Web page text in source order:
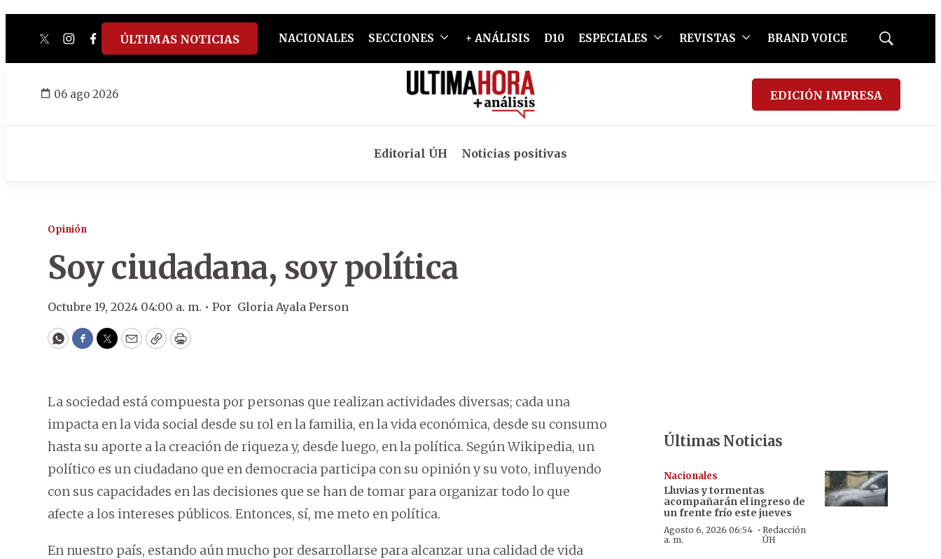
twitterinstagram
facebook
tiktokyoutube
spotify
ÚLTIMAS NOTICIAS NACIONALES SECCIONES + ANÁLISIS D10 ESPECIALES REVISTAS BRAND VOICE
Mostrar
06 ago 2026 EDICIÓN IMPRESA
Editorial ÚH Noticias positivas
Opinión
Soy ciudadana, soy política
Octubre 19, 2024 04:00 a. m. • Por Gloria Ayala Person
WhatsApp
Facebook
Twitter
EmailCopyPrint
La sociedad está compuesta por personas que realizan actividades diversas; cada una
impacta en la vida social desde su rol en la familia, en la vida económica, desde su consumo
hasta su aporte a la creación de riqueza y, desde luego, en la política. Según Wikipedia, un
político es un ciudadano que en democracia participa con su opinión y su voto, influyendo
con sus capacidades en las decisiones que se han de tomar para organizar todo lo que
afecte a los intereses públicos. Entonces, sí, me meto en política.
En nuestro país, estando aún mucho por desarrollarse para alcanzar una calidad de vida
Últimas Noticias
Nacionales
Lluvias y tormentas
acompañarán el ingreso de
un frente frío este jueves
Agosto 6, 2026 06:54
a. m.
· Redacción
ÚH